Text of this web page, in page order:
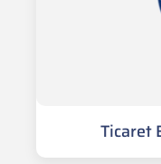
Ticaret